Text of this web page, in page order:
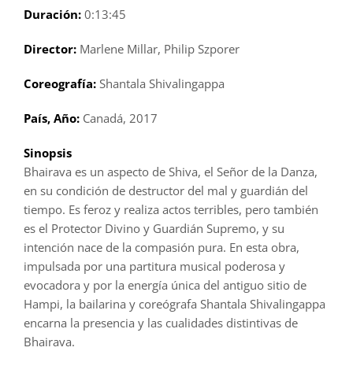
Duración: 0:13:45
Director:Marlene Millar, Philip Szporer
Coreografía:Shantala Shivalingappa
País, Año:Canadá, 2017
Sinopsis
Bhairava es un aspecto de Shiva, el Señor de la Danza,
en su condición de destructor del mal y guardián del
tiempo. Es feroz y realiza actos terribles, pero también
es el Protector Divino y Guardián Supremo, y su
intención nace de la compasión pura. En esta obra,
impulsada por una partitura musical poderosa y
evocadora y por la energía única del antiguo sitio de
Hampi, la bailarina y coreógrafa Shantala Shivalingappa
encarna la presencia y las cualidades distintivas de
Bhairava.